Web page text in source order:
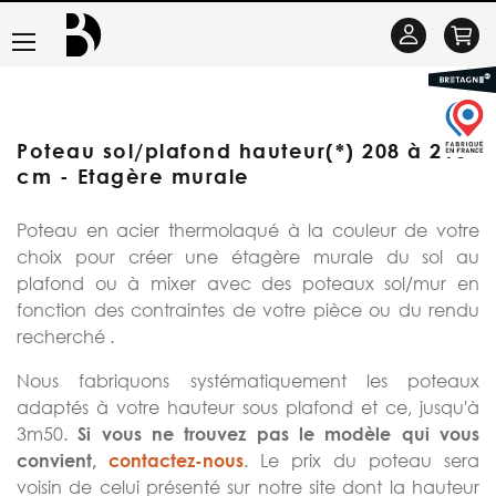
Basculer
connecter
Poteau sol/plafond hauteur(*) 208 à 210
cm - Etagère murale
Poteau en acier thermolaqué à la couleur de votre
choix pour créer une étagère murale du sol au
plafond ou à mixer avec des poteaux sol/mur en
fonction des contraintes de votre pièce ou du rendu
recherché .
Nous fabriquons systématiquement les poteaux
adaptés à votre hauteur sous plafond et ce, jusqu'à
3m50.Si vous ne trouvez pas le modèle qui vous
convient, contactez-nous. Le prix du poteau sera
voisin de celui présenté sur notre site dont la hauteur